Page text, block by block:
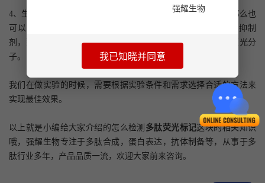
4、生物学功能检测：如果多肽的生物学功能没有受到影响，那么也
可以间接证明荧光标记的成功。例如，如果多肽是一个酶的抑制
剂，那么可以通过检测酶的活性来判断多肽是否成功标记了荧光分
子。
我们在做实验的时候，需要根据实验条件和需求选择合适的方法来
实现最佳效果。
以上就是小编给大家介绍的怎么检测 多肽荧光标记这块的相关知识
哦，强耀生物专注于多肽合成，蛋白表达，抗体制备等，从事于多
肽行业多年，产品品质一流，欢迎大家前来咨询。
强耀生物
我已知晓并同意